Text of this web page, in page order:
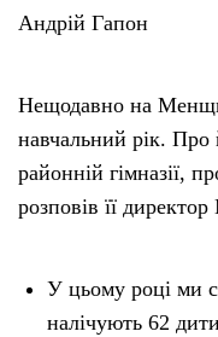
Андрій Гапон
Нещодавно на
навчальний рік. Про
районній гімназії,
розповів її
У цьому році ми
налічують 62